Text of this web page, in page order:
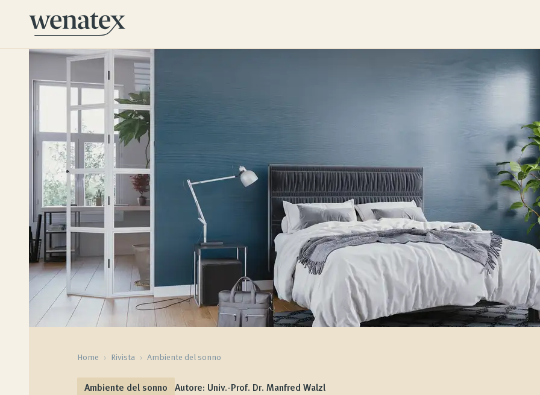
Home › Rivista › Ambiente del sonno
Ambiente del sonno Autore: Univ.-Prof. Dr. Manfred Walzl